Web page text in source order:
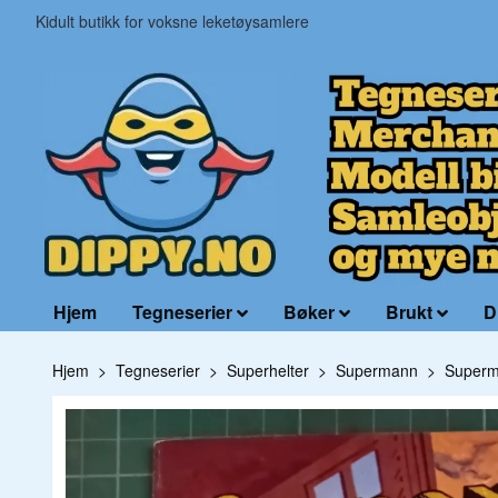
Kidult butikk for voksne leketøysamlere
Hjem Tegneserier Bøker Brukt
Hjem Tegneserier Superhelter Supermann